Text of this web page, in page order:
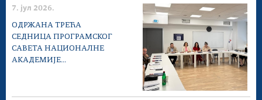
7. јул 2026.
ОДРЖАНА ТРЕЋА
СЕДНИЦА ПРОГРАМСКОГ
САВЕТА НАЦИОНАЛНЕ
АКАДЕМИЈЕ...